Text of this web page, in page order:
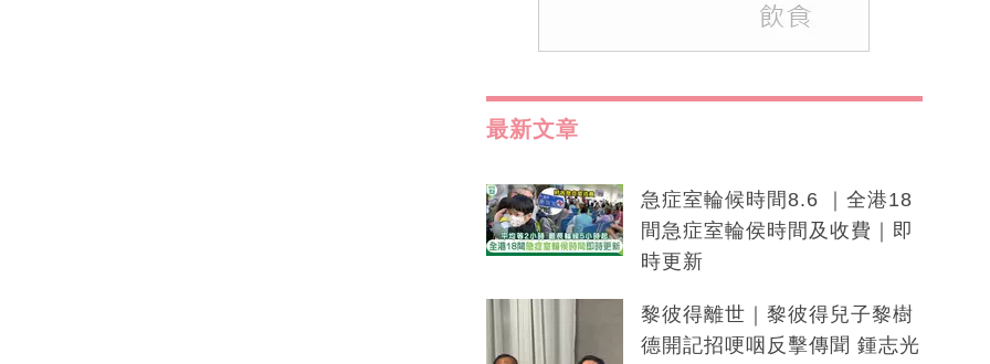
最新文章
急症室輪候時間8.6 ｜全港18
間急症室輪侯時間及收費｜即
時更新
黎彼得離世｜黎彼得兒子黎樹
德開記招哽咽反擊傳聞 鍾志光